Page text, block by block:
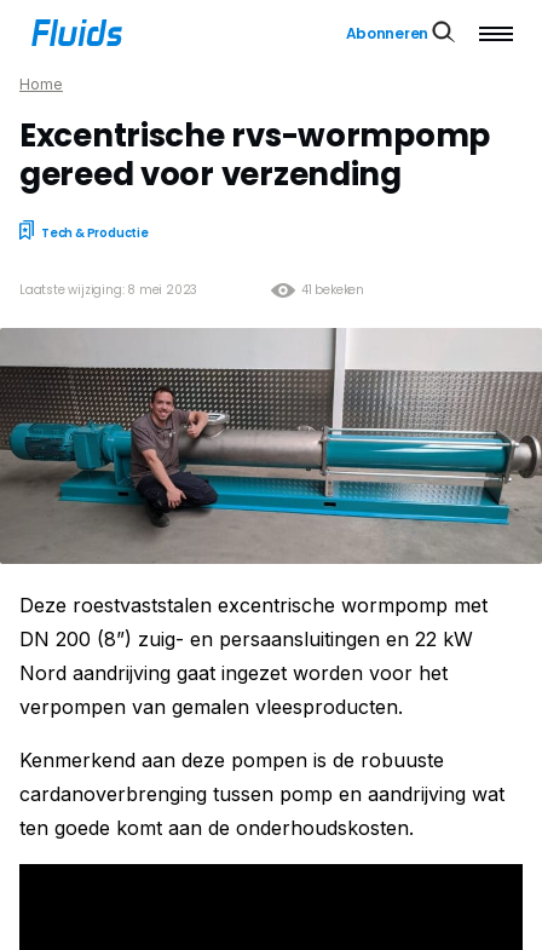
Abonneren
Home
Excentrische rvs-wormpomp
gereed voor verzending
Tech & Productie
41 bekeken
Laatste wijziging: 8 mei 2023
Deze roestvaststalen excentrische wormpomp met
DN 200 (8”) zuig- en persaansluitingen en 22 kW
Nord aandrijving gaat ingezet worden voor het
verpompen van gemalen vleesproducten.
Kenmerkend aan deze pompen is de robuuste
cardanoverbrenging tussen pomp en aandrijving wat
ten goede komt aan de onderhoudskosten.